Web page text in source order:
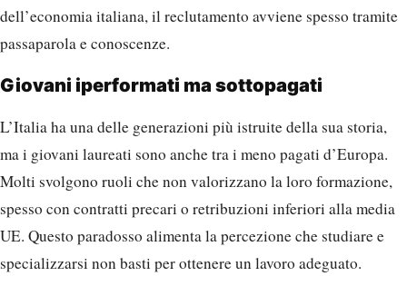
dell’economia italiana, il reclutamento avviene spesso tramite
passaparola e conoscenze.
Giovani iperformati ma sottopagati
L’Italia ha una delle generazioni più istruite della sua storia,
ma i giovani laureati sono anche tra i meno pagati d’Europa.
Molti svolgono ruoli che non valorizzano la loro formazione,
spesso con contratti precari o retribuzioni inferiori alla media
UE. Questo paradosso alimenta la percezione che studiare e
specializzarsi non basti per ottenere un lavoro adeguato.